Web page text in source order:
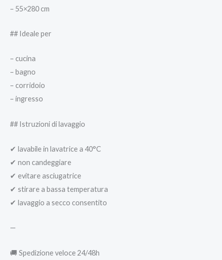
– 55×280 cm
## Ideale per
– cucina
– bagno
– corridoio
– ingresso
## Istruzioni di lavaggio
✔ lavabile in lavatrice a 40°C
✔ non candeggiare
✔ evitare asciugatrice
✔ stirare a bassa temperatura
✔ lavaggio a secco consentito
—
🚚 Spedizione veloce 24/48h